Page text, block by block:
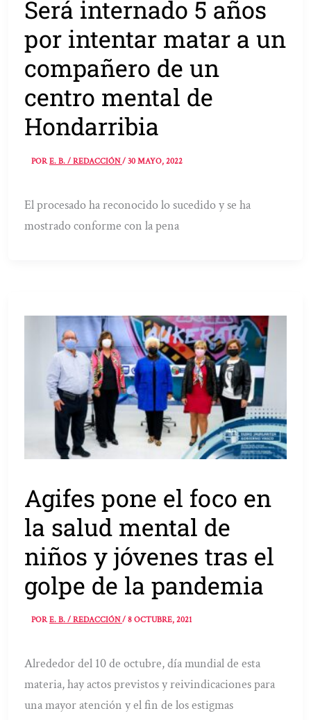
Será internado 5 años
por intentar matar a un
compañero de un
centro mental de
Hondarribia
PORE. B. / REDACCIÓN/30 MAYO, 2022
El procesado ha reconocido lo sucedido y se ha
mostrado conforme con la pena
Agifes pone el foco en
la salud mental de
niños y jóvenes tras el
golpe de la pandemia
PORE. B. / REDACCIÓN/8 OCTUBRE, 2021
Alrededor del 10 de octubre, día mundial de esta
materia, hay actos previstos y reivindicaciones para
una mayor atención y el fin de los estigmas